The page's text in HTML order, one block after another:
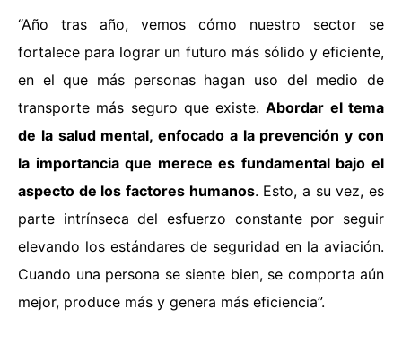
“Año tras año, vemos cómo nuestro sector se
fortalece para lograr un futuro más sólido y eficiente,
en el que más personas hagan uso del medio de
transporte más seguro que existe.Abordar el tema
de la salud mental, enfocado a la prevención y con
la importancia que merece es fundamental bajo el
aspecto de los factores humanos. Esto, a su vez, es
parte intrínseca del esfuerzo constante por seguir
elevando los estándares de seguridad en la aviación.
Cuando una persona se siente bien, se comporta aún
mejor, produce más y genera más eficiencia”.